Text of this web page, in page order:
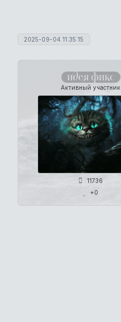
2025-09-04 11:35:15
идея фикс
Активный участник
11736
+0